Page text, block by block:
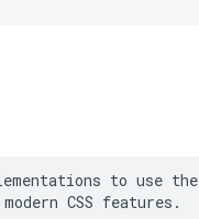
to use
CSS features.